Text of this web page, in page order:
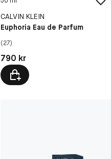
CALVIN KLEIN
Euphoria Eau de Parfum
(27)
Pris: 790 kr
790 kr